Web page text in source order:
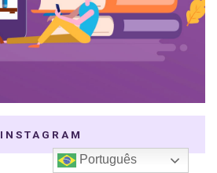
INSTAGRAM
Português